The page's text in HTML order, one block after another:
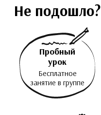
Не подошло?
Пробный
урок
Бесплатное
занятие в группе